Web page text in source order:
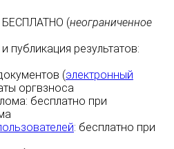
БЕСПЛАТНО (неограниченное
публикация результатов:
(электронный
оргвзноса
бесплатно при
: бесплатно при